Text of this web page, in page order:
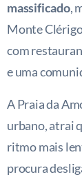
massificado,
Monte
com
e uma
A Praia da
urbano, atrai
ritmo mais
procura